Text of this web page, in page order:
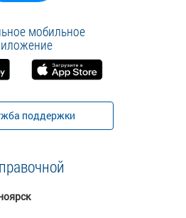
мобильное
поддержки